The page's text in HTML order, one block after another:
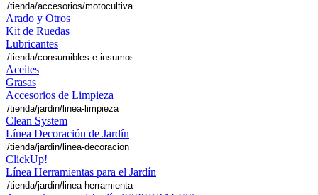
Arado y Otros
Kit de Ruedas
Lubricantes
Aceites
Grasas
Accesorios de Limpieza
Clean System
Línea Decoración de Jardín
ClickUp!
Línea Herramientas para el Jardín